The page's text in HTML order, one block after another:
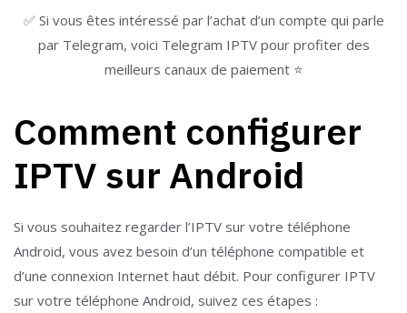
✅ Si vous êtes intéressé par l’achat d’un compte qui parle
par Telegram, voici Telegram IPTV pour profiter des
meilleurs canaux de paiement ⭐
Comment configurer
IPTV sur Android
Si vous souhaitez regarder l’IPTV sur votre téléphone
Android, vous avez besoin d’un téléphone compatible et
d’une connexion Internet haut débit. Pour configurer IPTV
sur votre téléphone Android, suivez ces étapes :